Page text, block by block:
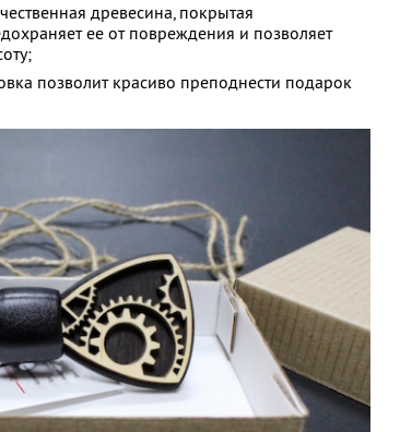
древесина, покрытая
ее от повреждения и позволяет
позволит красиво преподнести подарок